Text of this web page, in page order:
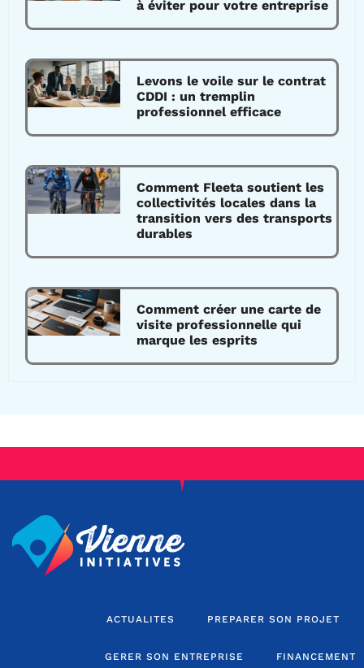
à éviter pour votre entreprise
Levons le voile sur le contrat
CDDI : un tremplin
professionnel efficace
Comment Fleeta soutient les
collectivités locales dans la
transition vers des transports
durables
Comment créer une carte de
visite professionnelle qui
marque les esprits
ACTUALITES PREPARER SON PROJET
GERER SON ENTREPRISE FINANCEMENT